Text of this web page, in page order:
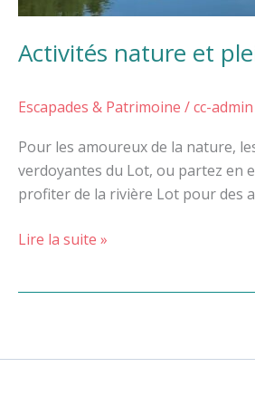
Activités nature et
Escapades & Patrimoine /cc-admin
Pour les amoureux de la nature,
verdoyantes du Lot, ou partez en
profiter de la rivière Lot pour des
Lire la suite »